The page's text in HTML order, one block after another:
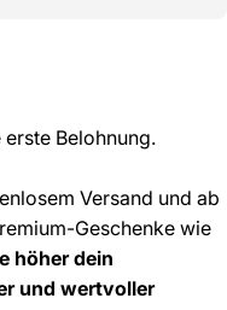
Belohnung.
Versand und ab
Geschenke wie
höher dein
und wertvoller